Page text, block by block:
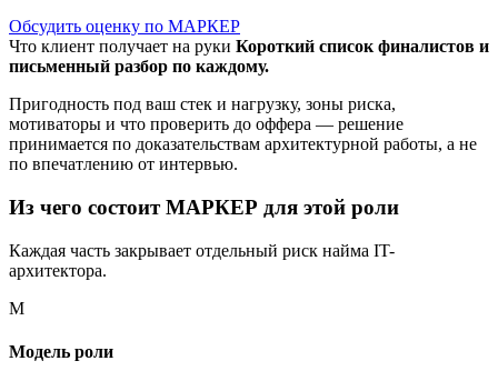
Обсудить оценку по МАРКЕР
Что клиент получает на руки Короткий список финалистов и
письменный разбор по каждому.
Пригодность под ваш стек и нагрузку, зоны риска,
мотиваторы и что проверить до оффера — решение
принимается по доказательствам архитектурной работы, а не
по впечатлению от интервью.
Из чего состоит МАРКЕР для этой роли
Каждая часть закрывает отдельный риск найма IT-
архитектора.
М
Модель роли